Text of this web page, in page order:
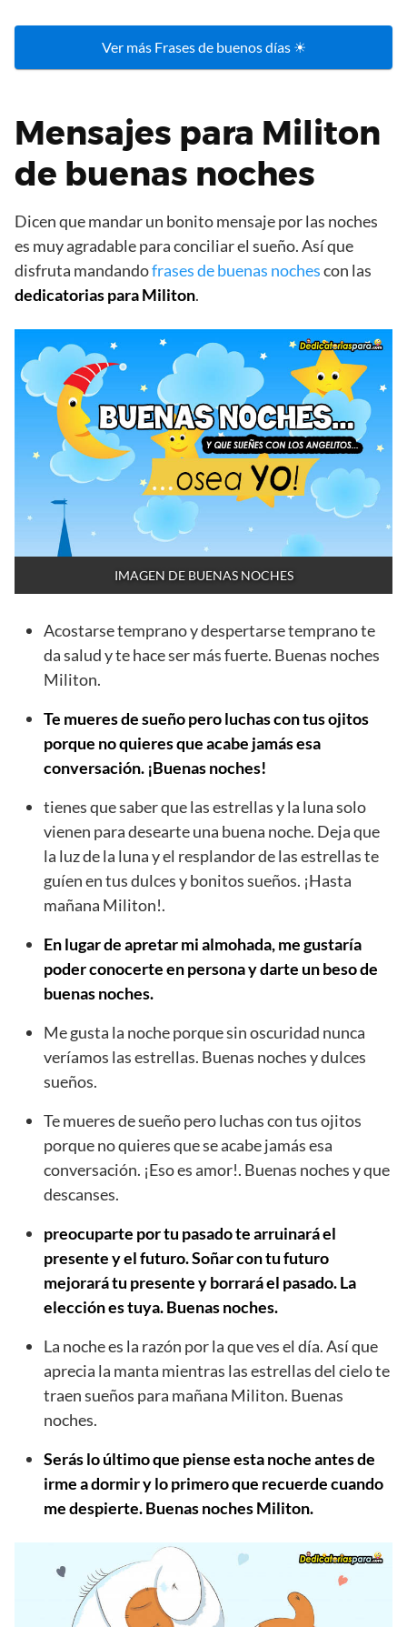
Ver más Frases de buenos días ☀
Mensajes para Militon
de buenas noches
Dicen que mandar un bonito mensaje por las noches
es muy agradable para conciliar el sueño. Así que
disfruta mandandofrases de buenas nochescon las
dedicatorias para Militon.
IMAGEN DE BUENAS NOCHES
Acostarse temprano y despertarse temprano te
da salud y te hace ser más fuerte. Buenas noches
Militon.
Te mueres de sueño pero luchas con tus ojitos
porque no quieres que acabe jamás esa
conversación. ¡Buenas noches!
tienes que saber que las estrellas y la luna solo
vienen para desearte una buena noche. Deja que
la luz de la luna y el resplandor de las estrellas te
guíen en tus dulces y bonitos sueños. ¡Hasta
mañana Militon!.
En lugar de apretar mi almohada, me gustaría
poder conocerte en persona y darte un beso de
buenas noches.
Me gusta la noche porque sin oscuridad nunca
veríamos las estrellas. Buenas noches y dulces
sueños.
Te mueres de sueño pero luchas con tus ojitos
porque no quieres que se acabe jamás esa
conversación. ¡Eso es amor!. Buenas noches y que
descanses.
preocuparte por tu pasado te arruinará el
presente y el futuro. Soñar con tu futuro
mejorará tu presente y borrará el pasado. La
elección es tuya. Buenas noches.
La noche es la razón por la que ves el día. Así que
aprecia la manta mientras las estrellas del cielo te
traen sueños para mañana Militon. Buenas
noches.
Serás lo último que piense esta noche antes de
irme a dormir y lo primero que recuerde cuando
me despierte. Buenas noches Militon.